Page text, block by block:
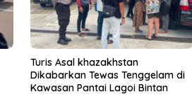
Turis Asal khazakhstan
Dikabarkan Tewas Tenggelam di
Kawasan Pantai Lagoi Bintan